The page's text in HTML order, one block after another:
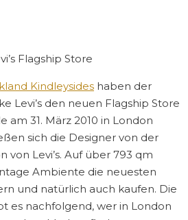
Kindleysides haben der
Levi’s den neuen Flagship Store
am 31. März 2010 in London
sich die Designer von der
von Levi’s. Auf über 793 qm
Ambiente die neuesten
und natürlich auch kaufen. Die
es nachfolgend, wer in London